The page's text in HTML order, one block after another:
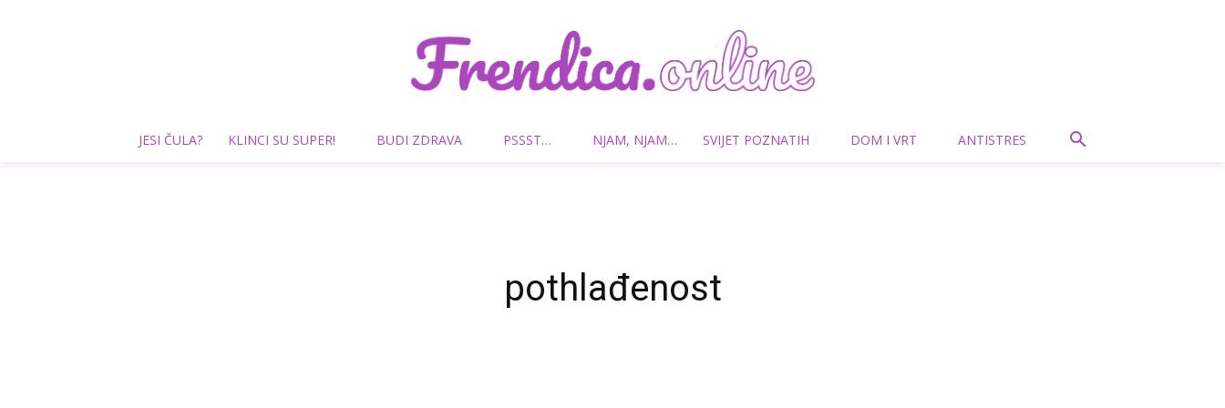
Frendica.online
JESI ČULA? KLINCI SU SUPER! BUDI ZDRAVA PSSST… NJAM, NJAM… SVIJET POZNATIH DOM I VRT ANTISTRES
pothlađenost